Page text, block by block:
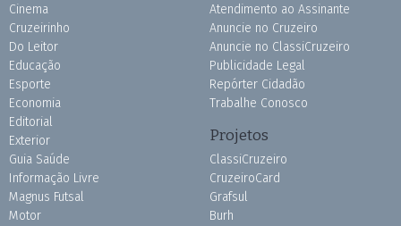
Cinema
Cruzeirinho
Do Leitor
Educação
Esporte
Economia
Editorial
Exterior
Guia Saúde
Informação Livre
Magnus Futsal
Motor
Atendimento ao Assinante
Anuncie no Cruzeiro
Anuncie no ClassiCruzeiro
Publicidade Legal
Repórter Cidadão
Trabalhe Conosco
Projetos
ClassiCruzeiro
CruzeiroCard
Grafsul
Burh